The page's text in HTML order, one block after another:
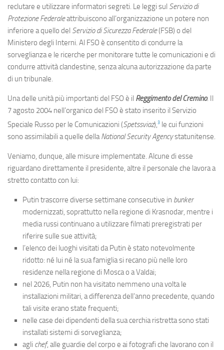
reclutare e utilizzare informatori segreti. Le leggi sul Servizio di
Protezione Federaleattribuiscono all’organizzazione un potere non
inferiore a quello del Servizio di Sicurezza Federale(FSB) o del
Ministero degli Interni. Al FSO è consentito di condurre la
sorveglianza e le ricerche per monitorare tutte le comunicazioni e di
condurre attività clandestine, senza alcuna autorizzazione da parte
di un tribunale.
Una delle unità più importanti del FSO è il Reggimento del Cremino. Il
7 agosto 2004 nell’organico del FSO è stato inserito il Servizio
Speciale Russo per le Comunicazioni (Spetssviaz),3 le cui funzioni
sono assimilabili a quelle dellaNational Security Agencystatunitense.
Veniamo, dunque, alle misure implementate. Alcune di esse
riguardano direttamente il presidente, altre il personale che lavora a
stretto contatto con lui:
Putin trascorre diverse settimane consecutive in bunker
modernizzati, soprattutto nella regione di Krasnodar, mentre i
media russi continuano a utilizzare filmati preregistrati per
riferire sulle sue attività;
l’elenco dei luoghi visitati da Putin è stato notevolmente
ridotto: né lui né la sua famiglia si recano più nelle loro
residenze nella regione di Mosca o a Valdai;
nel 2026, Putin non ha visitato nemmeno una volta le
installazioni militari, a differenza dell’anno precedente, quando
tali visite erano state frequenti;
nelle case dei dipendenti della sua cerchia ristretta sono stati
installati sistemi di sorveglianza;
agli chef, alle guardie del corpo e ai fotografi che lavorano con il